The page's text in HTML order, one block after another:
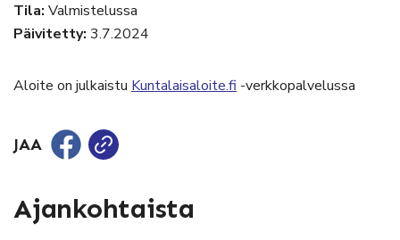
Tila: Valmistelussa
Päivitetty: 3.7.2024
Aloite on julkaistu Kuntalaisaloite.fi -verkkopalvelussa
JAA
Ajankohtaista